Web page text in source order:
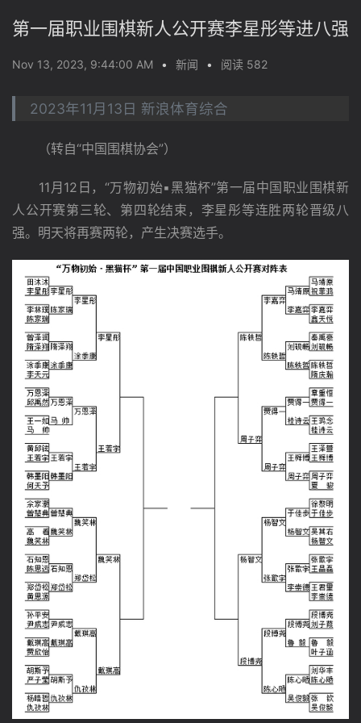
第一届职业围棋新人公开赛李星彤等进八强
Nov 13, 2023, 9:44:00 AM • 新闻 • 阅读 582
2023年11月13日 新浪体育综合
（转自“中国围棋协会”）
11月12日，“万物初始▪黑猫杯”第一届中国职业围棋新
人公开赛第三轮、第四轮结束，李星彤等连胜两轮晋级八
强。明天将再赛两轮，产生决赛选手。